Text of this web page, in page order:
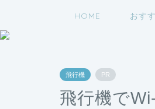
HOME おす
飛行機 PR
飛行機で